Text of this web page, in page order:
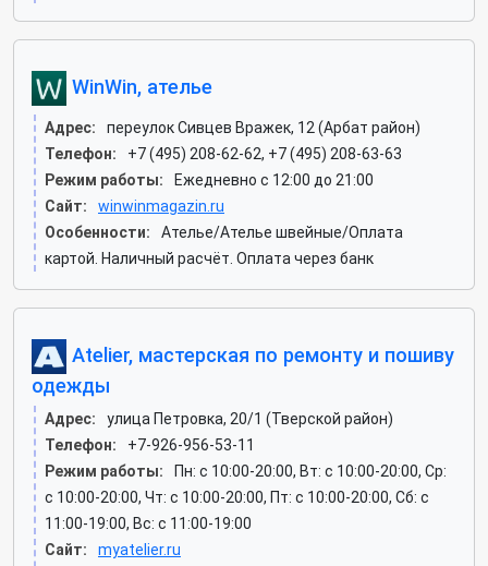
WinWin, ателье
Адрес:
переулок Сивцев Вражек, 12 (Арбат район)
Телефон:
+7 (495) 208-62-62, +7 (495) 208-63-63
Режим работы:
Ежедневно с 12:00 до 21:00
Сайт:
winwinmagazin.ru
Особенности:
Ателье/Ателье швейные/Оплата
картой. Наличный расчёт. Оплата через банк
Atelier, мастерская по ремонту и пошиву
одежды
Адрес:
улица Петровка, 20/1 (Тверской район)
Телефон:
+7-926-956-53-11
Режим работы:
Пн: c 10:00-20:00, Вт: c 10:00-20:00, Ср:
c 10:00-20:00, Чт: c 10:00-20:00, Пт: c 10:00-20:00, Сб: c
11:00-19:00, Вс: c 11:00-19:00
Сайт:
myatelier.ru